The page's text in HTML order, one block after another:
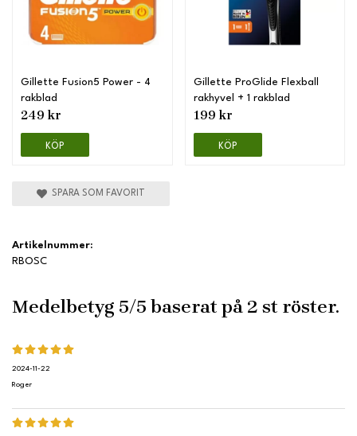
Gillette Fusion5 Power - 4
rakblad
249 kr
KÖP
Gillette ProGlide Flexball
rakhyvel + 1 rakblad
199 kr
KÖP
SPARA SOM FAVORIT
Artikelnummer:
RBOSC
Medelbetyg 5/5 baserat på 2 st röster.
2024-11-22
Roger